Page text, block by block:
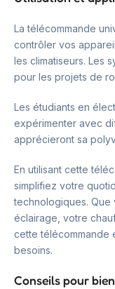
La télécommande
contrôler vos
les climatiseurs. Les
pour les projets de
Les étudiants en
expérimenter avec
apprécieront sa
En utilisant cette
simplifiez votre
technologiques.
éclairage, votre
cette télécommande
besoins.
Conseils pour